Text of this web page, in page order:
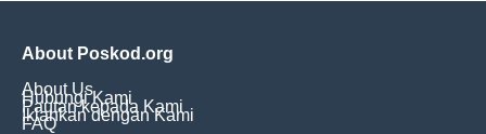
About Poskod.org
About Us
Hubungi Kami
Pautan kepada Kami
Iklankan dengan Kami
FAQ